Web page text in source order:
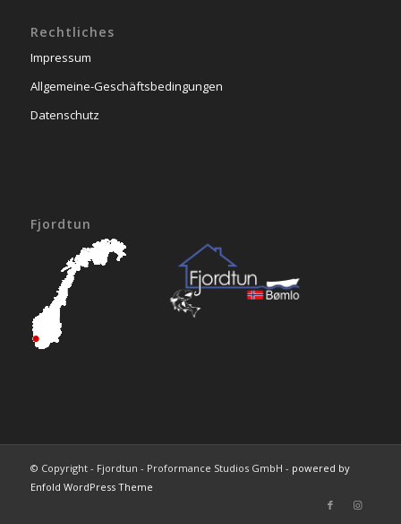
Rechtliches
Impressum
Allgemeine-Geschäftsbedingungen
Datenschutz
Fjordtun
© Copyright - Fjordtun - Proformance Studios GmbH - powered by
Enfold WordPress Theme